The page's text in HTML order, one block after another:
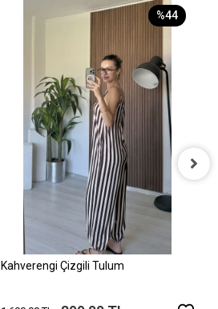
%44
Kahverengi Çizgili Tulum